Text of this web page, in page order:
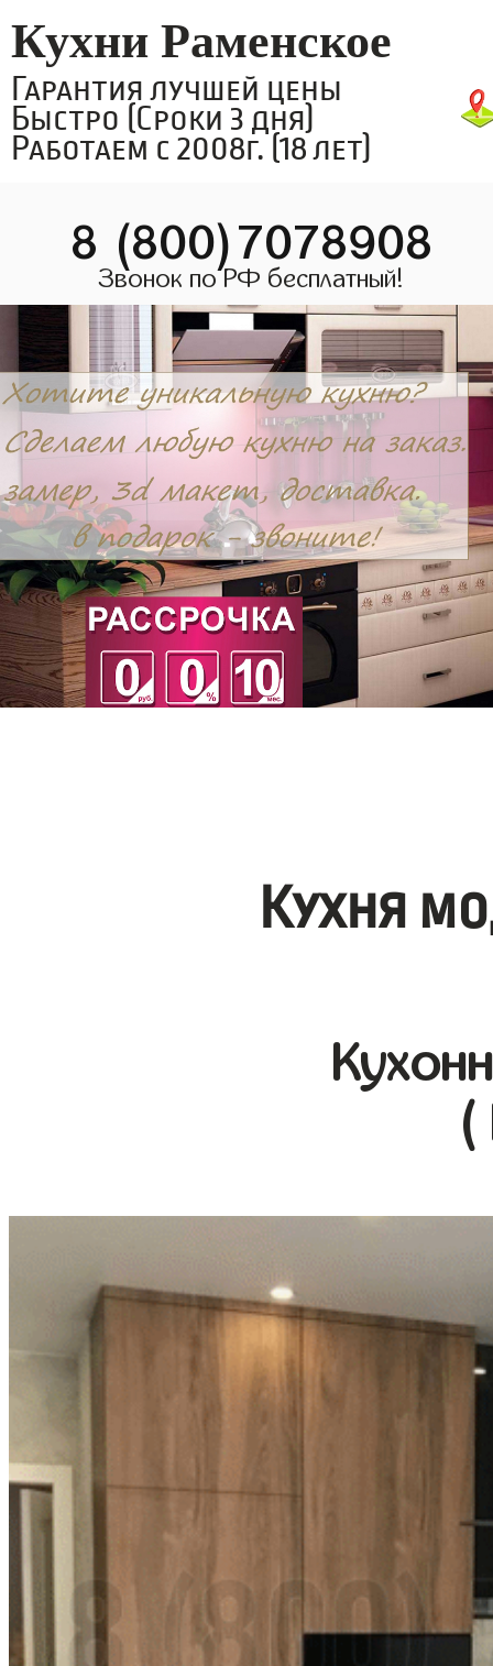
Кухни Раменское
Гарантия лучшей цены
Быстро (Сроки 3 дня)
Работаем с 2008г. (18 лет)
8 (800)7078908
Звонок по РФ бесплатный!
Кухня
(